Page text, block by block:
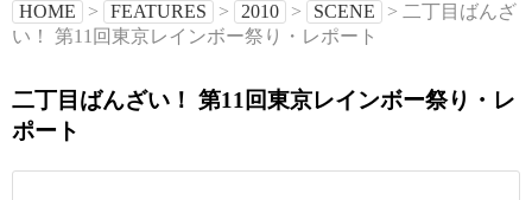
HOME > FEATURES > 2010 > SCENE
> 二丁目ばんざ
い！ 第11回東京レインボー祭り・レポート
二丁目ばんざい！ 第11回東京レインボー祭り・レ
ポート